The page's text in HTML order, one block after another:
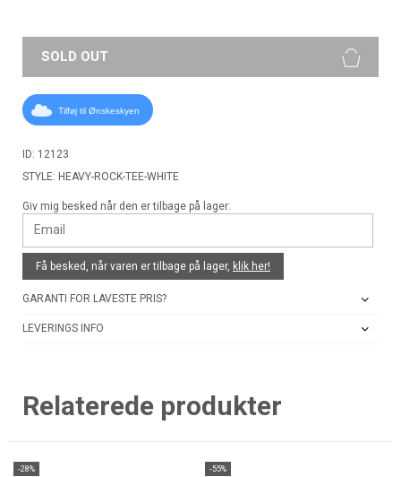
SOLD OUT
Tilføj til Ønskeskyen
ID: 12123
STYLE: HEAVY-ROCK-TEE-WHITE
Giv mig besked når den er tilbage på lager:
Få besked, når varen er tilbage på lager, klik her!
GARANTI FOR LAVESTE PRIS?
LEVERINGS INFO
Relaterede produkter
-28% -55%